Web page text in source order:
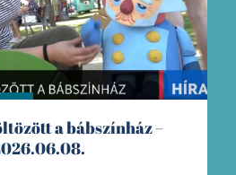
a bábszínház –